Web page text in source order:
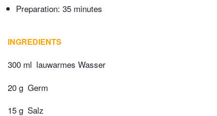
Preparation: 35 minutes
INGREDIENTS
300 ml lauwarmes Wasser
20 g Germ
15 g Salz